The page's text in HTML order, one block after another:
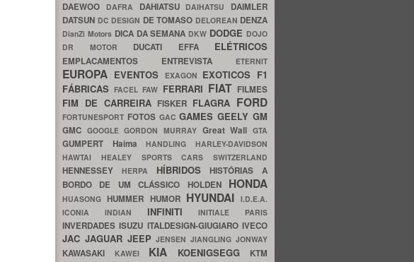
DAEWOO DAFRA DAHIATSU DAIHATSU DAIMLER
DATSUN DC DESIGN DE TOMASO DELOREAN DENZA
DianZi Motors DICA DA SEMANA DKW DODGE DOJO
DR MOTOR DUCATI EFFA ELÉTRICOS
EMPLACAMENTOS ENTREVISTA ETERNIT
EUROPA EVENTOS EXAGON EXOTICOS F1
FÁBRICASFACELFAW FERRARI FIAT FILMES
FIM DE CARREIRA FISKER FLAGRA FORD
FORTUNESPORT FOTOS GACGAMESGEELYGM
GMC GOOGLEGORDON MURRAY Great WallGTA
GUMPERT HaimaHANDLINGHARLEY-DAVIDSON
HAWTAI HEALEY SPORTS CARS SWITZERLAND
HENNESSEY HERPA HÍBRIDOSHISTÓRIAS A
BORDO DE UM CLÁSSICO HOLDEN HONDA
HUASONGHUMMER HUMOR HYUNDAI I.D.E.A.
ICONIA INDIAN INFINITIINITIALE PARIS
INVERDADESISUZU ITALDESIGN-GIUGIAROIVECO
JAC JAGUAR JEEPJENSENJIANGLINGJONWAY
KAWASAKI KAWEI KIA KOENIGSEGG KTM